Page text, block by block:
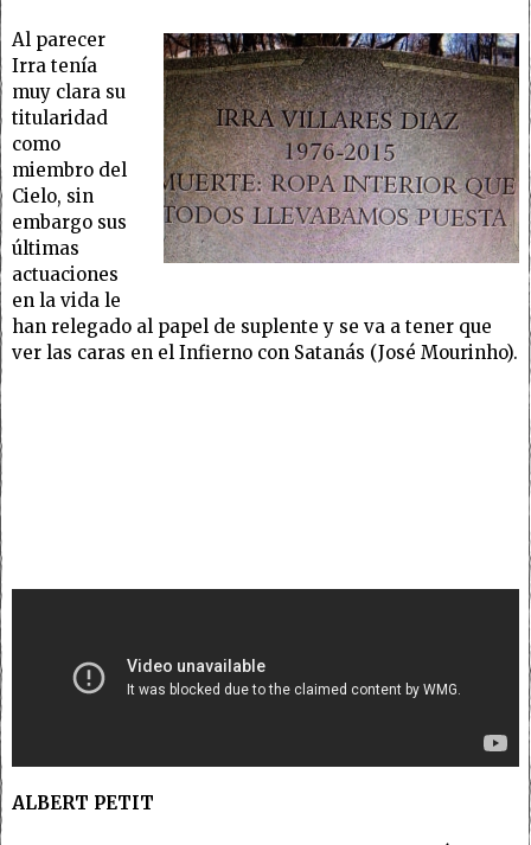
Al parecer
Irra tenía
muy clara su
titularidad
como
miembro del
Cielo, sin
embargo sus
últimas
actuaciones
en la vida le
han relegado al papel de suplente y se va a tener que
ver las caras en el Infierno con Satanás (José Mourinho).
ALBERT PETIT